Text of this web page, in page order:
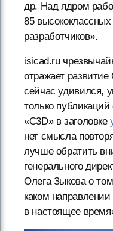
др. Над ядром
85
разработчиков».
isicad.ru
отражает
сейчас удивился,
только
«C3D» в заголовке
нет смысла
лучше обратить
генерального
Олега Зыкова о
каком
в настоящее